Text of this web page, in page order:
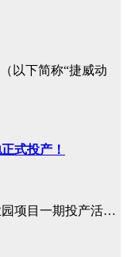
以下简称“捷威动
式投产！
园项目一期投产活…